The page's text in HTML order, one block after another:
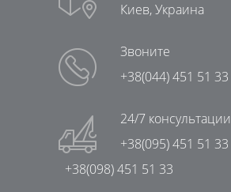
Киев, Украина
Звоните
+38(044) 451 51 33
24/7 консультации
+38(095) 451 51 33
+38(098) 451 51 33